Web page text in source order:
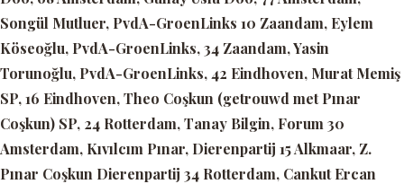
Songül Mutluer, PvdA-GroenLinks 10 Zaandam, Eylem
Köseoğlu, PvdA-GroenLinks, 34 Zaandam, Yasin
Torunoğlu, PvdA-GroenLinks, 42 Eindhoven, Murat Memiş
SP, 16 Eindhoven, Theo Coşkun (getrouwd met Pınar
Coşkun) SP, 24 Rotterdam, Tanay Bilgin, Forum 30
Amsterdam, Kıvılcım Pınar, Dierenpartij 15 Alkmaar, Z.
Pınar Coşkun Dierenpartij 34 Rotterdam, Cankut Ercan